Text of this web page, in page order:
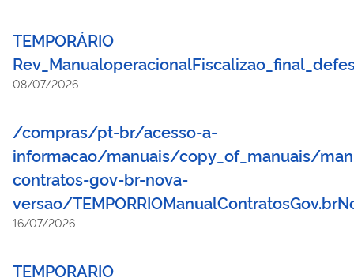
TEMPORÁRIO
08/07/2026
/compras/pt-br/acesso-a-
informacao/manuais/copy_of_manuais/
contratos-gov-br-nova-
versao/
16/07/2026
TEMPORARIO